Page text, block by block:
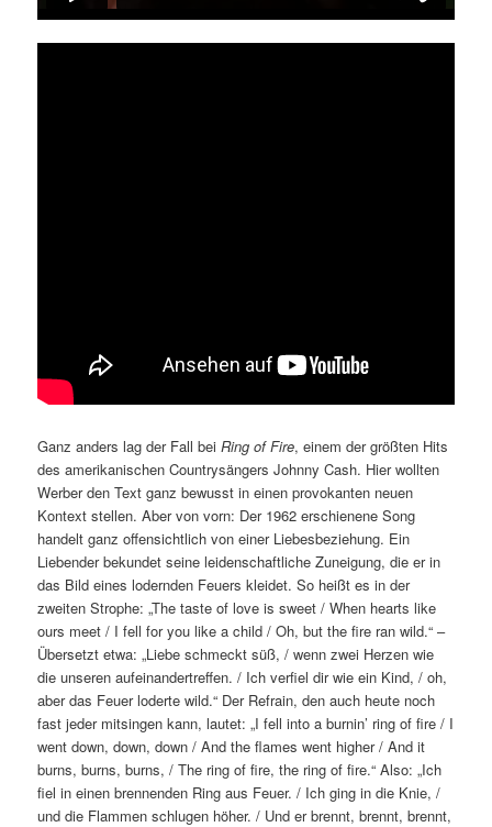
Ganz anders lag der Fall beiRing of Fire, einem der größten Hits
des amerikanischen Countrysängers Johnny Cash. Hier wollten
Werber den Text ganz bewusst in einen provokanten neuen
Kontext stellen. Aber von vorn: Der 1962 erschienene Song
handelt ganz offensichtlich von einer Liebesbeziehung. Ein
Liebender bekundet seine leidenschaftliche Zuneigung, die er in
das Bild eines lodernden Feuers kleidet. So heißt es in der
zweiten Strophe: „The taste of love is sweet / When hearts like
ours meet / I fell for you like a child / Oh, but the fire ran wild.“ –
Übersetzt etwa: „Liebe schmeckt süß, / wenn zwei Herzen wie
die unseren aufeinandertreffen. / Ich verfiel dir wie ein Kind, / oh,
aber das Feuer loderte wild.“ Der Refrain, den auch heute noch
fast jeder mitsingen kann, lautet: „I fell into a burnin’ ring of fire / I
went down, down, down / And the flames went higher / And it
burns, burns, burns, / The ring of fire, the ring of fire.“ Also: „Ich
fiel in einen brennenden Ring aus Feuer. / Ich ging in die Knie, /
und die Flammen schlugen höher. / Und er brennt, brennt, brennt,